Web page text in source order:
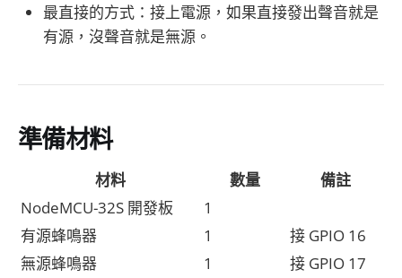
最直接的方式：接上電源，如果直接發出聲音就是
有源，沒聲音就是無源。
準備材料
材料 數量
備註
NodeMCU-32S 開發板
1
有源蜂鳴器
1
接 GPIO 16
無源蜂鳴器
1
接 GPIO 17